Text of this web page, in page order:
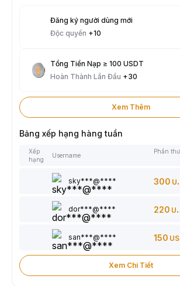
Đăng ký người dùng mới
Độc quyền +10
Tổng Tiền Nạp ≥ 100 USDT
Hoàn Thành Lần Đầu +30
Xem Thêm
Bảng xếp hạng hàng tuần
Xếp
hạng
Username
sky***@**** 300 USDT
dor***@**** 220 USDT
san***@**** 150 USDT
Xem Chi Tiết